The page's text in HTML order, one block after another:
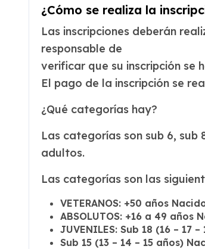
¿Cómo se realiza la
Las inscripciones deberán
responsable de
verificar que su inscripción
El pago de la inscripción se
¿Qué categorías hay?
Las categorías son sub 6, sub
adultos.
Las categorías son las
VETERANOS: +50 años
ABSOLUTOS: +16 a 49 años
JUVENILES: Sub 18 (16 – 17
Sub 15 (13 – 14 – 15 años)